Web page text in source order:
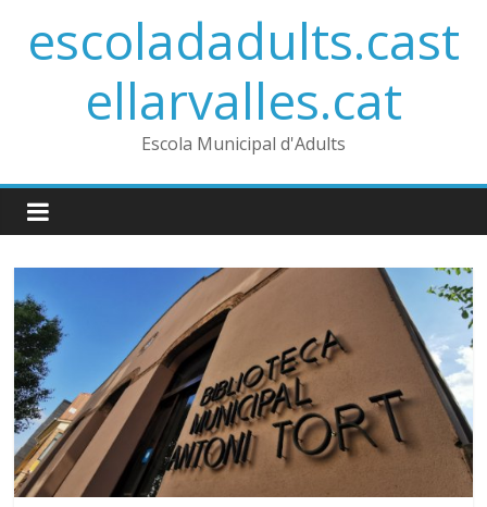
contentescoladadults.cast
ellarvalles.cat
Escola Municipal d'Adults